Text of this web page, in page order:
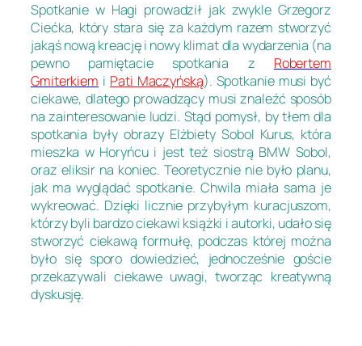
Spotkanie w Hagi prowadził jak zwykle Grzegorz
Ciećka, który stara się za każdym razem stworzyć
jakąś nową kreację i nowy klimat dla wydarzenia (na
pewno pamiętacie spotkania z Robertem
Gmiterkiem i Pati Maczyńską). Spotkanie musi być
ciekawe, dlatego prowadzący musi znaleźć sposób
na zainteresowanie ludzi. Stąd pomysł, by tłem dla
spotkania były obrazy Elżbiety Sobol Kurus, która
mieszka w Horyńcu i jest też siostrą BMW Sobol,
oraz eliksir na koniec. Teoretycznie nie było planu,
jak ma wyglądać spotkanie. Chwila miała sama je
wykreować. Dzięki licznie przybyłym kuracjuszom,
którzy byli bardzo ciekawi książki i autorki, udało się
stworzyć ciekawą formułę, podczas której można
było się sporo dowiedzieć, jednocześnie goście
przekazywali ciekawe uwagi, tworząc kreatywną
dyskusję.